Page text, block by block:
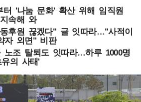
터 '나눔 문화' 확산 위해 임직원
속해 와
후원 끊겠다" 글 잇따라…"사적이
자 외면" 비판
노조 탈퇴도 잇따라…하루 1000명
의 사태'